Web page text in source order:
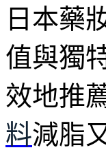
日本藥
值與獨
效地推
料減脂